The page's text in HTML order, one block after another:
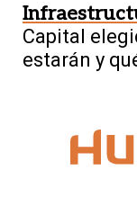
Capital
estarán y